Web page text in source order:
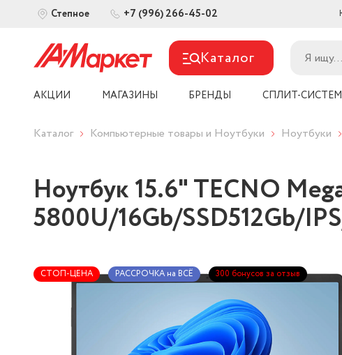
Степное +7 (996) 266-45-02
Каталог
АКЦИИ МАГАЗИНЫ БРЕНДЫ СПЛИТ-
Каталог Компьютерные товары и Ноутбуки Ноутбуки
Ноутбук 15.6" TECNO
5800U/16Gb/SSD512Gb/
СТОП-ЦЕНА РАССРОЧКА на ВСЁ 300 бонусов за отзыв